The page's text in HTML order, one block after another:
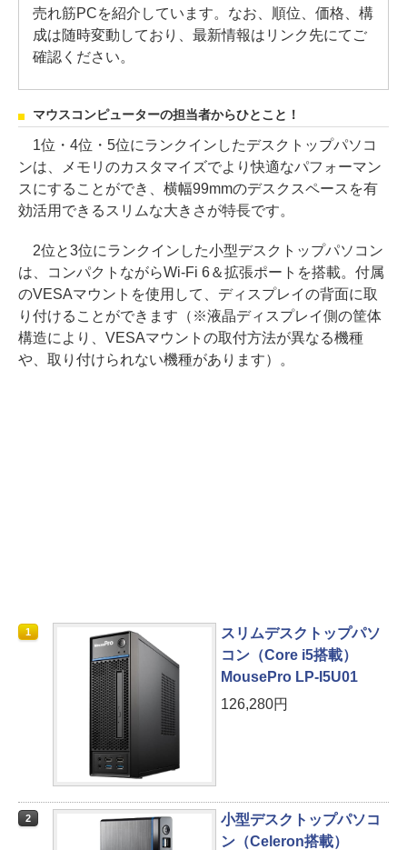
売れ筋PCを紹介しています。なお、順位、価格、構
成は随時変動しており、最新情報はリンク先にてご
確認ください。
マウスコンピューターの担当者からひとこと！
1位・4位・5位にランクインしたデスクトップパソコ
ンは、メモリのカスタマイズでより快適なパフォーマン
スにすることができ、横幅99mmのデスクスペースを有
効活用できるスリムな大きさが特長です。
2位と3位にランクインした小型デスクトップパソコン
は、コンパクトながらWi-Fi 6＆拡張ポートを搭載。付属
のVESAマウントを使用して、ディスプレイの背面に取
り付けることができます（※液晶ディスプレイ側の筐体
構造により、VESAマウントの取付方法が異なる機種
や、取り付けられない機種があります）。
1
スリムデスクトップパソ
コン（Core i5搭載）
MousePro LP-I5U01
126,280円
2
小型デスクトップパソコ
ン（Celeron搭載）